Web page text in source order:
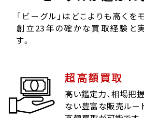
「ビーグル」はどこよりも高くを
創立23年の確かな買取経験と
す。
超高額買取
高い鑑定力、相場把
ない豊富な販売ルー